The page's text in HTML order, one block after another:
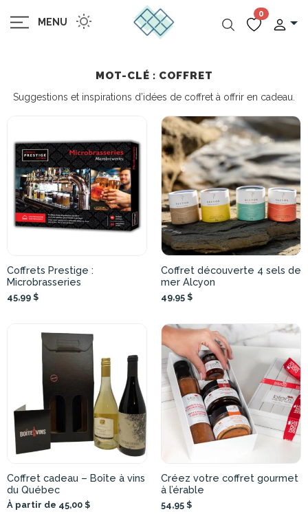
MENU
0
MOT-CLÉ : COFFRET
Suggestions et inspirations d’idées de coffret à offrir en cadeau.
Coffrets Prestige :
Microbrasseries
45,99 $
Coffret découverte 4 sels de
mer Alcyon
49,95 $
Coffret cadeau – Boîte à vins
du Québec
À partir de 45,00 $
Créez votre coffret gourmet
à l’érable
54,95 $